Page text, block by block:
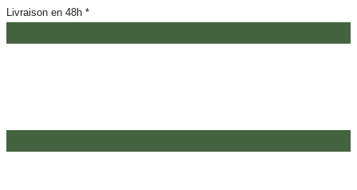
Livraison en 48h *